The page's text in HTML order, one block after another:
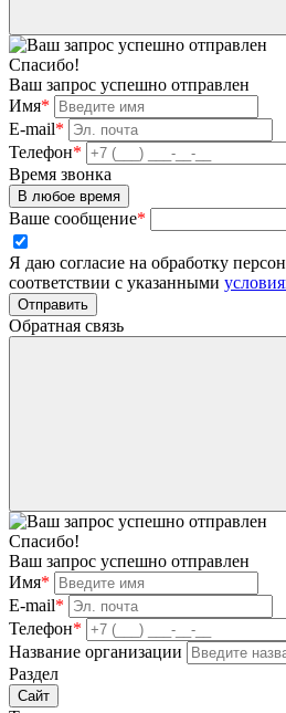
Спасибо!
Ваш запрос успешно отправлен
Имя*
E-mail*
Телефон*
Время звонка
В любое время
Ваше сообщение*
Я даю согласие на обработку
соответствии с указанными
Отправить
Обратная связь
Спасибо!
Ваш запрос успешно отправлен
Имя*
E-mail*
Телефон*
Название организации
Раздел
Сайт